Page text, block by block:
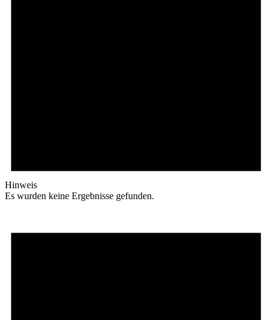
Hinweis
Es wurden keine Ergebnisse gefunden.